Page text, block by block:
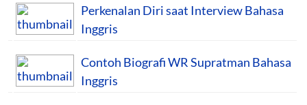
Perkenalan Diri saat Interview Bahasa
Inggris
Contoh Biografi WR Supratman Bahasa
Inggris